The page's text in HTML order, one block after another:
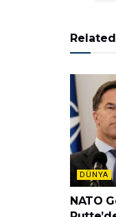
Related
DÜNYA
NATO